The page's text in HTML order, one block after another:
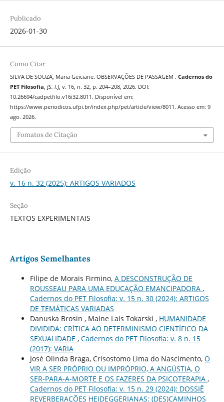
Publicado
2026-01-30
Como Citar
SILVA DE SOUZA, Maria Geiciane. OBSERVAÇÕES DE PASSAGEM . Cadernos do
PET Filosofia, [S. l.], v. 16, n. 32, p. 204–208, 2026. DOI:
10.26694/cadpetfilo.v16i32.8011. Disponível em:
https://www.periodicos.ufpi.br/index.php/pet/article/view/8011. Acesso em: 9
ago. 2026.
Fomatos de Citação
Edição
v. 16 n. 32 (2025): ARTIGOS VARIADOS
Seção
TEXTOS EXPERIMENTAIS
Artigos Semelhantes
Filipe de Morais Firmino, A DESCONSTRUÇÃO DE
ROUSSEAU PARA UMA EDUCAÇÃO EMANCIPADORA ,
Cadernos do PET Filosofia: v. 15 n. 30 (2024): ARTIGOS
DE TEMÁTICAS VARIADAS
Danuska Brosin , Maine Laís Tokarski , HUMANIDADE
DIVIDIDA: CRÍTICA AO DETERMINISMO CIENTÍFICO DA
SEXUALIDADE , Cadernos do PET Filosofia: v. 8 n. 15
(2017): VARIA
José Olinda Braga, Crisostomo Lima do Nascimento, O
VIR A SER PRÓPRIO OU IMPRÓPRIO, A ANGÚSTIA, O
SER-PARA-A-MORTE E OS FAZERES DA PSICOTERAPIA ,
Cadernos do PET Filosofia: v. 15 n. 29 (2024): DOSSIÊ
REVERBERAÇÕES HEIDEGGERIANAS: (DES)CAMINHOS